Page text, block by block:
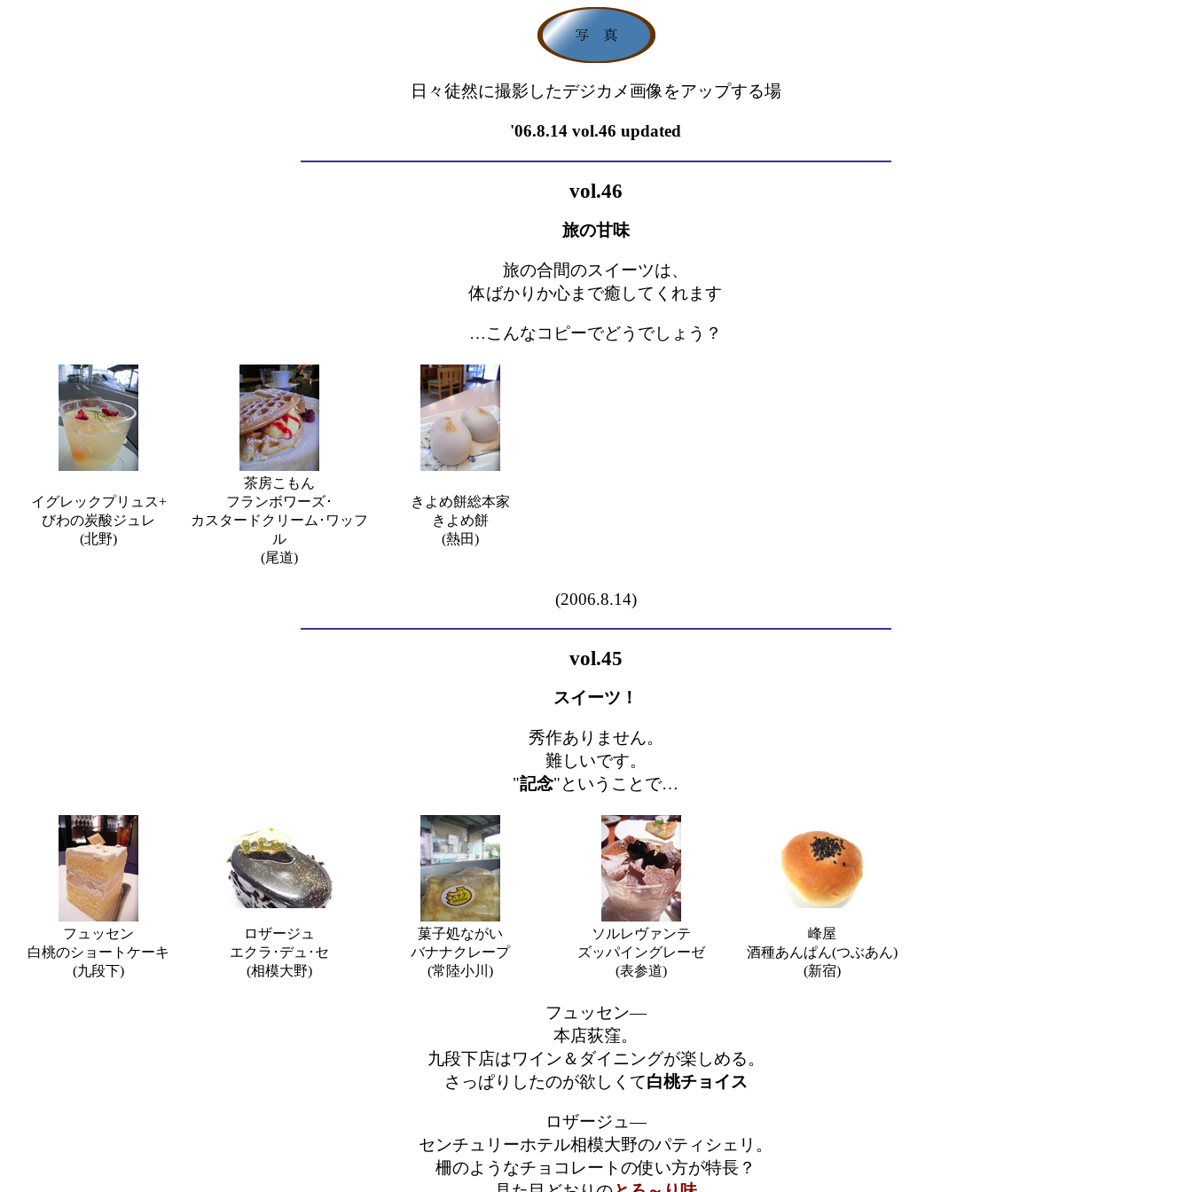
日々徒然に撮影したデジカメ画像をアップする場
'06.8.14 vol.46 updated
vol.46
旅の甘味
旅の合間のスイーツは、
体ばかりか心まで癒してくれます
…こんなコピーでどうでしょう？
イグレックプリュス+
びわの炭酸ジュレ
(北野)
茶房こもん
フランボワーズ･
カスタードクリーム･ワッフ
ル
(尾道)
きよめ餅総本家
きよめ餅
(熱田)
(2006.8.14)
vol.45
スイーツ！
秀作ありません。
難しいです。
"記念"ということで…
フュッセン
白桃のショートケーキ
(九段下)
ロザージュ
エクラ･デュ･セ
(相模大野)
菓子処ながい
バナナクレープ
(常陸小川)
ソルレヴァンテ
ズッパイングレーゼ
(表参道)
峰屋
酒種あんぱん(つぶあん)
(新宿)
フュッセン―
本店荻窪。
九段下店はワイン＆ダイニングが楽しめる。
さっぱりしたのが欲しくて白桃チョイス
ロザージュ―
センチュリーホテル相模大野のパティシェリ。
柵のようなチョコレートの使い方が特長？